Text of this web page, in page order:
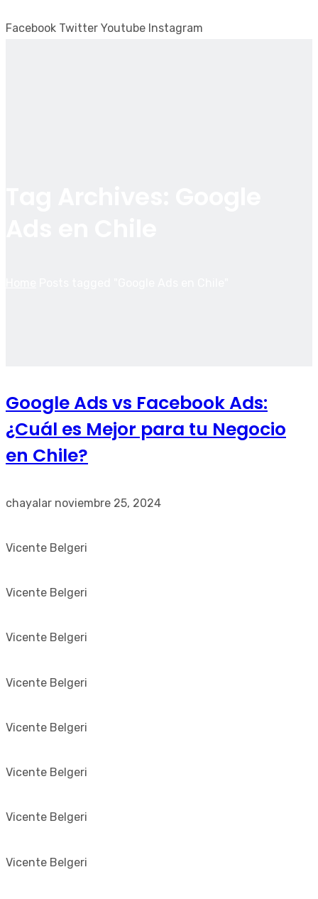
Facebook Twitter Youtube Instagram
Google Ads vs Facebook Ads:
¿Cuál es Mejor para tu Negocio
en Chile?
chayalar noviembre 25, 2024
Vicente Belgeri
Vicente Belgeri
Vicente Belgeri
Vicente Belgeri
Vicente Belgeri
Vicente Belgeri
Vicente Belgeri
Vicente Belgeri